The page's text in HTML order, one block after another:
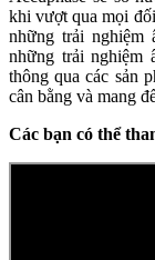
khi vượt qua mọi
những trải nghiệm
những trải nghiệm
thông qua các sản
cân bằng và mang
Các bạn có thể